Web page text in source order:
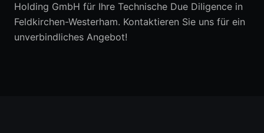
Holding GmbH für Ihre Technische Due Diligence in
Feldkirchen-Westerham. Kontaktieren Sie uns für ein
unverbindliches Angebot!